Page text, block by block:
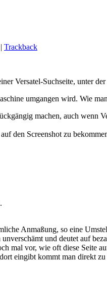
| Trackback
Versatel-Suchseite, unter
umgangen wird. Wie
machen, auch wenn
den Screenshot zu
Anmaßung, so eine
und deutet auf
mal vor, wie oft diese
eingibt kommt man direkt